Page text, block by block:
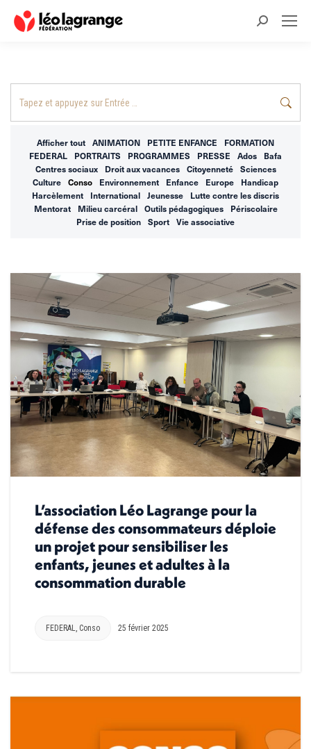
Recherche
Afficher tout ANIMATION PETITE ENFANCE
FORMATION
FEDERAL
PORTRAITS PROGRAMMES PRESSE Ados
Bafa
Centres sociaux
Droit aux vacances Citoyenneté
Sciences
Culture
Conso Environnement Enfance Europe
Handicap
Harcèlement
International Jeunesse
Lutte contre les discris
Mentorat
Milieu carcéral Outils pédagogiques
Périscolaire
Prise de position
Sport Vie associative
L’association Léo Lagrange pour la
défense des consommateurs déploie
un projet pour sensibiliser les
enfants, jeunes et adultes à la
consommation durable
FEDERAL, Conso 25 février 2025